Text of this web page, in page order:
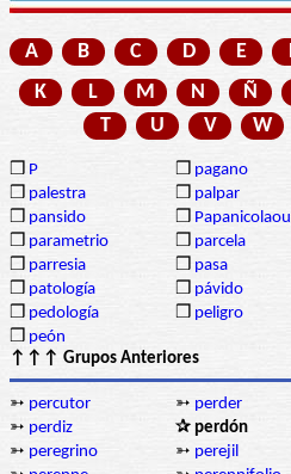
A B C D E
K
L M N Ñ
T
U V W
❒ P ❒ pagano
❒ palestra ❒ palpar
❒ pansido ❒ Papanicolaou
❒ parametrio ❒ parcela
❒ parresia ❒ pasa
❒ patología ❒ pávido
❒ pedología ❒ peligro
❒ peón
↑↑↑ Grupos Anteriores
➳ percutor ➳ perder
➳ perdiz ✰ perdón
➳ peregrino ➳ perejil